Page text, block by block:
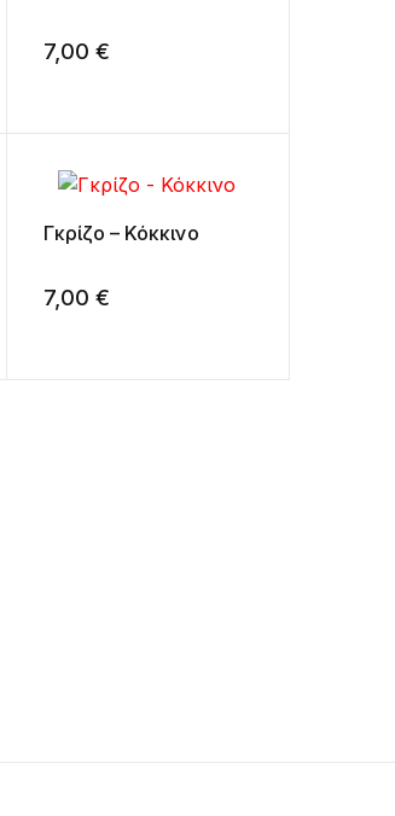
7,00€
Γκρίζο – Κόκκινο
7,00€